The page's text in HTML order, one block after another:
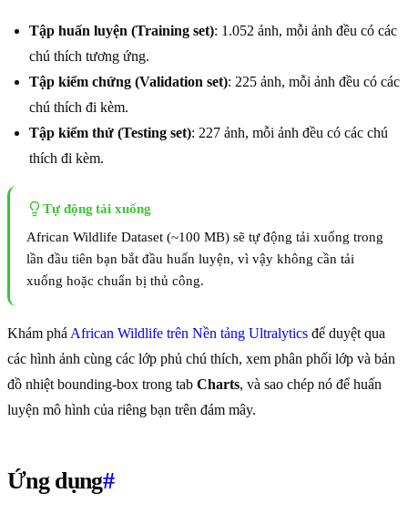
Tập huấn luyện (Training set): 1.052 ảnh, mỗi ảnh đều có các
chú thích tương ứng.
Tập kiểm chứng (Validation set): 225 ảnh, mỗi ảnh đều có các
chú thích đi kèm.
Tập kiểm thử (Testing set): 227 ảnh, mỗi ảnh đều có các chú
thích đi kèm.
Tự động tải xuống
African Wildlife Dataset (~100 MB) sẽ tự động tải xuống trong
lần đầu tiên bạn bắt đầu huấn luyện, vì vậy không cần tải
xuống hoặc chuẩn bị thủ công.
Khám phá African Wildlife trên Nền tảng Ultralytics để duyệt qua
các hình ảnh cùng các lớp phủ chú thích, xem phân phối lớp và bản
đồ nhiệt bounding-box trong tab Charts, và sao chép nó để huấn
luyện mô hình của riêng bạn trên đám mây.
Ứng dụng#